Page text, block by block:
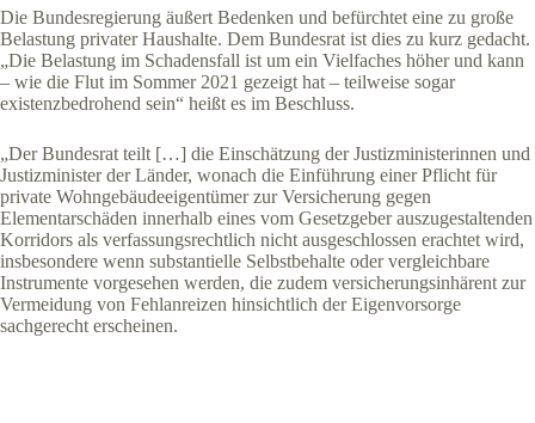
Die Bundesregierung äußert Bedenken und befürchtet eine zu große
Belastung privater Haushalte. Dem Bundesrat ist dies zu kurz gedacht.
„Die Belastung im Schadensfall ist um ein Vielfaches höher und kann
– wie die Flut im Sommer 2021 gezeigt hat – teilweise sogar
existenzbedrohend sein“ heißt es im Beschluss.
„Der Bundesrat teilt […] die Einschätzung der Justizministerinnen und
Justizminister der Länder, wonach die Einführung einer Pflicht für
private Wohngebäudeeigentümer zur Versicherung gegen
Elementarschäden innerhalb eines vom Gesetzgeber auszugestaltenden
Korridors als verfassungsrechtlich nicht ausgeschlossen erachtet wird,
insbesondere wenn substantielle Selbstbehalte oder vergleichbare
Instrumente vorgesehen werden, die zudem versicherungsinhärent zur
Vermeidung von Fehlanreizen hinsichtlich der Eigenvorsorge
sachgerecht erscheinen.